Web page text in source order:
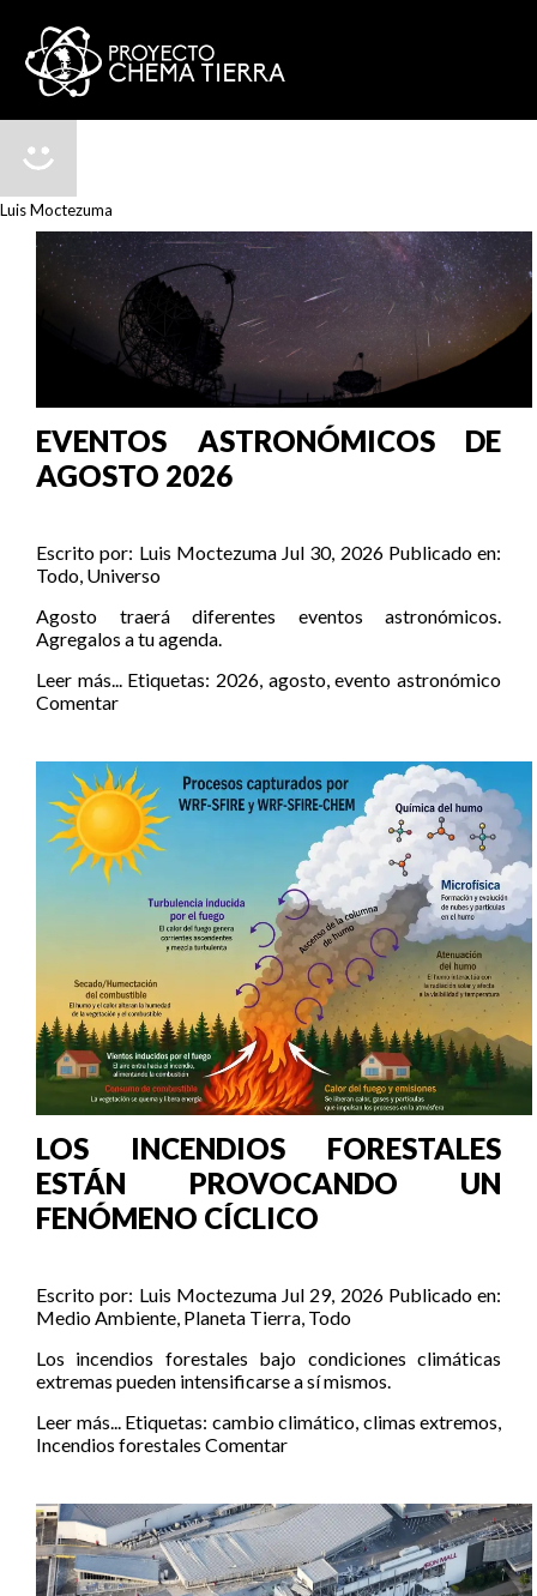
Luis Moctezuma
EVENTOS ASTRONÓMICOS DE
AGOSTO 2026
Escrito por: Luis Moctezuma Jul 30, 2026 Publicado en:
Todo, Universo
Agosto traerá diferentes eventos astronómicos.
Agregalos a tu agenda.
Leer más... Etiquetas: 2026, agosto,evento astronómico
Comentar
LOS INCENDIOS FORESTALES
ESTÁN PROVOCANDO UN
FENÓMENO CÍCLICO
Escrito por: Luis Moctezuma Jul 29, 2026 Publicado en:
Medio Ambiente, Planeta Tierra, Todo
Los incendios forestales bajo condiciones climáticas
extremas pueden intensificarse a sí mismos.
Leer más... Etiquetas: cambio climático, climas extremos,
Incendios forestales Comentar